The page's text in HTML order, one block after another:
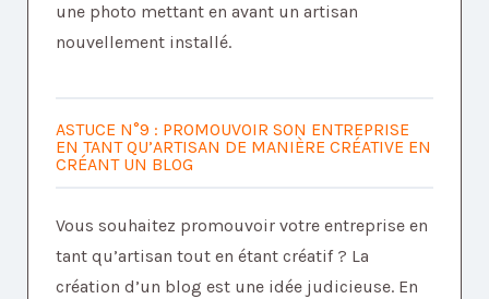
une photo mettant en avant un artisan
nouvellement installé.
ASTUCE N°9 : PROMOUVOIR SON ENTREPRISE
EN TANT QU’ARTISAN DE MANIÈRE CRÉATIVE EN
CRÉANT UN BLOG
Vous souhaitez promouvoir votre entreprise en
tant qu’artisan tout en étant créatif ? La
création d’un blog est une idée judicieuse. En